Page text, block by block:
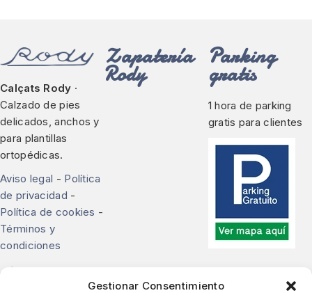
Gestionar Consentimiento
Calçats Rody ·
Calzado de pies
delicados, anchos y
para plantillas
ortopédicas.
Aviso legal - Política
de privacidad -
Política de cookies -
Términos y
condiciones
Zapatería
Rody
Parking
gratis
1 hora de parking
gratis para clientes
Contacte con nosotros